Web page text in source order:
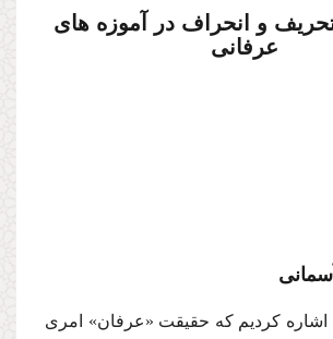
و انحراف در آموزه هاى
عرفانى
كردیم كه حقیقت «عرفان» امرى